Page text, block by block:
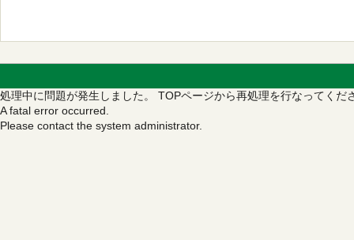
処理中に問題が発生しました。 TOPページから再処理を行なってくだ
A fatal error occurred.
Please contact the system administrator.